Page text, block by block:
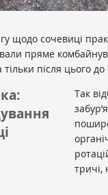
щодо сочевиці
пряме
після цього до
Так
тричі,